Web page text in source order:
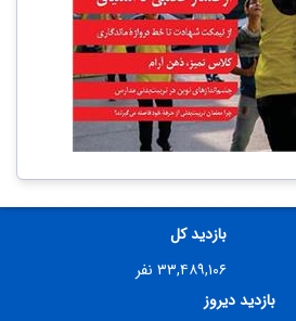
بازدید کل
۳۳,۴۸۹,۱۰۶ نفر
بازدید دیروز